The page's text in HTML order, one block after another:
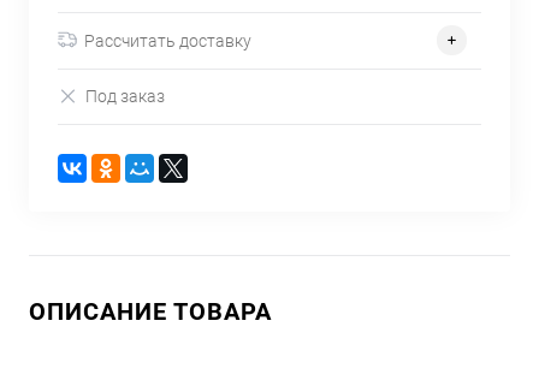
Рассчитать доставку
Под заказ
ОПИСАНИЕ ТОВАРА